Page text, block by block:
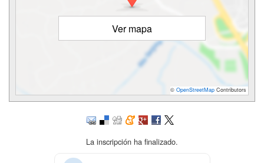
Ver mapa
© OpenStreetMap Contributors
La inscripción ha finalizado.